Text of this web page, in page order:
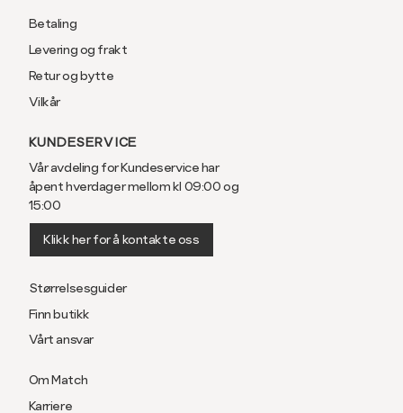
Betaling
Levering og frakt
Retur og bytte
Vilkår
KUNDESERVICE
Vår avdeling for Kundeservice har
åpent hverdager mellom kl 09:00 og
15:00
Klikk her for å kontakte oss
Størrelsesguider
Finn butikk
Vårt ansvar
Om Match
Karriere